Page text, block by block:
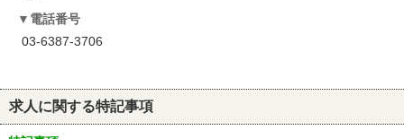
電話番号
03-6387-3706
求人に関する特記事項